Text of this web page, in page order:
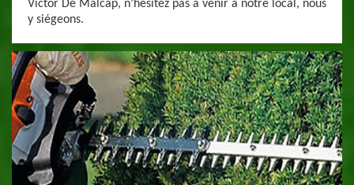
Victor De Malcap, n’hésitez pas à venir à notre local, nous
y siégeons.